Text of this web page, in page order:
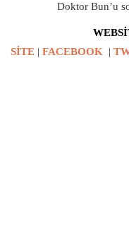
Doktor Bun’u
SİTE | FACEBOOK |